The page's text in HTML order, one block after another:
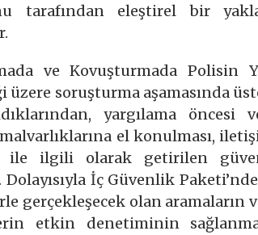
tarafından eleştirel bir
ve Kovuşturmada Polisin
soruşturma aşamasında
yargılama öncesi
el konulması,
ile ilgili olarak getirilen
Dolayısıyla İç Güvenlik
gerçekleşecek olan aramaların
etkin denetiminin